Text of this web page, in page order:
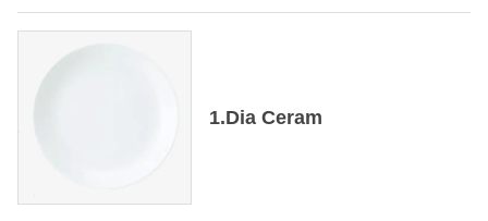
1.Dia Ceram